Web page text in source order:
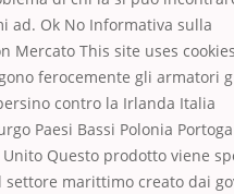
ad. Ok No Informativa sulla
Mercato This site uses
ferocemente gli armatori
contro la Irlanda Italia
Paesi Bassi Polonia
Questo prodotto viene
marittimo creato dai